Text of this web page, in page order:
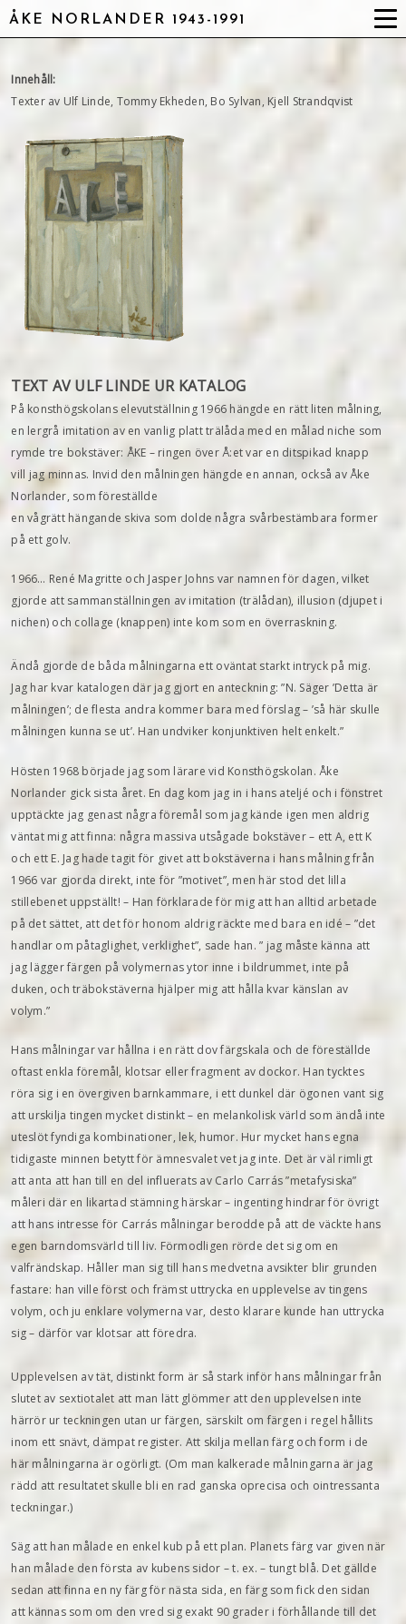
ÅKE NORLANDER 1943-1991
Innehåll:
Texter av Ulf Linde, Tommy Ekheden, Bo Sylvan, Kjell Strandqvist
TEXT AV ULF LINDE UR KATALOG
På konsthögskolans elevutställning 1966 hängde en rätt liten målning,
en lergrå imitation av en vanlig platt trälåda med en målad niche som
rymde tre bokstäver: ÅKE – ringen över Å:et var en ditspikad knapp
vill jag minnas. Invid den målningen hängde en annan, också av Åke
Norlander, som föreställde
en vågrätt hängande skiva som dolde några svårbestämbara former
på ett golv.
1966… René Magritte och Jasper Johns var namnen för dagen, vilket
gjorde att sammanställningen av imitation (trälådan), illusion (djupet i
nichen) och collage (knappen) inte kom som en överraskning.
Ändå gjorde de båda målningarna ett oväntat starkt intryck på mig.
Jag har kvar katalogen där jag gjort en anteckning: ”N. Säger ’Detta är
målningen’; de flesta andra kommer bara med förslag – ’så här skulle
målningen kunna se ut’. Han undviker konjunktiven helt enkelt.”
Hösten 1968 började jag som lärare vid Konsthögskolan. Åke
Norlander gick sista året. En dag kom jag in i hans ateljé och i fönstret
upptäckte jag genast några föremål som jag kände igen men aldrig
väntat mig att finna: några massiva utsågade bokstäver – ett A, ett K
och ett E. Jag hade tagit för givet att bokstäverna i hans målning från
1966 var gjorda direkt, inte för ”motivet”, men här stod det lilla
stillebenet uppställt! – Han förklarade för mig att han alltid arbetade
på det sättet, att det för honom aldrig räckte med bara en idé – ”det
handlar om påtaglighet, verklighet”, sade han. ” jag måste känna att
jag lägger färgen på volymernas ytor inne i bildrummet, inte på
duken, och träbokstäverna hjälper mig att hålla kvar känslan av
volym.”
Hans målningar var hållna i en rätt dov färgskala och de föreställde
oftast enkla föremål, klotsar eller fragment av dockor. Han tycktes
röra sig i en övergiven barnkammare, i ett dunkel där ögonen vant sig
att urskilja tingen mycket distinkt – en melankolisk värld som ändå inte
uteslöt fyndiga kombinationer, lek, humor. Hur mycket hans egna
tidigaste minnen betytt för ämnesvalet vet jag inte. Det är väl rimligt
att anta att han till en del influerats av Carlo Carrás ”metafysiska”
måleri där en likartad stämning härskar – ingenting hindrar för övrigt
att hans intresse för Carrás målningar berodde på att de väckte hans
egen barndomsvärld till liv. Förmodligen rörde det sig om en
valfrändskap. Håller man sig till hans medvetna avsikter blir grunden
fastare: han ville först och främst uttrycka en upplevelse av tingens
volym, och ju enklare volymerna var, desto klarare kunde han uttrycka
sig – därför var klotsar att föredra.
Upplevelsen av tät, distinkt form är så stark inför hans målningar från
slutet av sextiotalet att man lätt glömmer att den upplevelsen inte
härrör ur teckningen utan ur färgen, särskilt om färgen i regel hållits
inom ett snävt, dämpat register. Att skilja mellan färg och form i de
här målningarna är ogörligt. (Om man kalkerade målningarna är jag
rädd att resultatet skulle bli en rad ganska oprecisa och ointressanta
teckningar.)
Säg att han målade en enkel kub på ett plan. Planets färg var given när
han målade den första av kubens sidor – t. ex. – tungt blå. Det gällde
sedan att finna en ny färg för nästa sida, en färg som fick den sidan
att kännas som om den vred sig exakt 90 grader i förhållande till det